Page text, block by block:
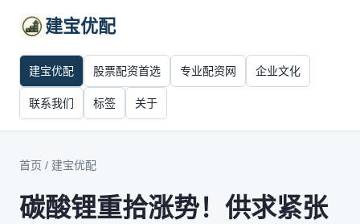
建宝优配
建宝优配 股票配资首选 专业配资网 企业文化
联系我们 标签 关于
首页 / 建宝优配
碳酸锂重拾涨势！供求紧张